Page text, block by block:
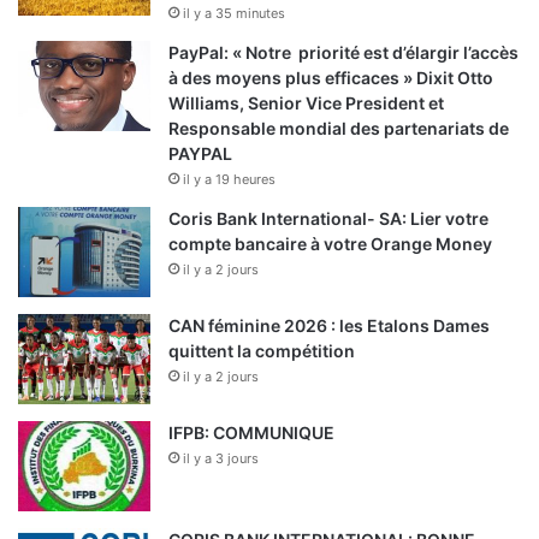
il y a 35 minutes
PayPal: « Notre priorité est d’élargir l’accès
à des moyens plus efficaces » Dixit Otto
Williams, Senior Vice President et
Responsable mondial des partenariats de
PAYPAL
il y a 19 heures
Coris Bank International- SA: Lier votre
compte bancaire à votre Orange Money
il y a 2 jours
CAN féminine 2026 : les Etalons Dames
quittent la compétition
il y a 2 jours
IFPB: COMMUNIQUE
il y a 3 jours